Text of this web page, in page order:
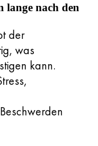
lange nach den
der
was
kann.